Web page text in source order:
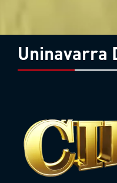
Uninavarra